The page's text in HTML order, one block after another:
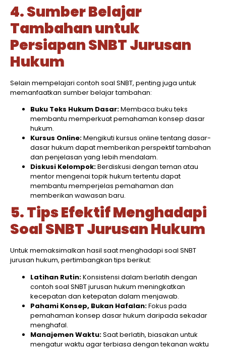
4. Sumber Belajar
Tambahan untuk
Persiapan SNBT Jurusan
Hukum
Selain mempelajari contoh soal SNBT, penting juga untuk
memanfaatkan sumber belajar tambahan:​
Buku Teks Hukum Dasar:Membaca buku teks
membantu memperkuat pemahaman konsep dasar
hukum.​
Kursus Online:Mengikuti kursus online tentang dasar-
dasar hukum dapat memberikan perspektif tambahan
dan penjelasan yang lebih mendalam.​
Diskusi Kelompok:Berdiskusi dengan teman atau
mentor mengenai topik hukum tertentu dapat
membantu memperjelas pemahaman dan
memberikan wawasan baru.​
5. Tips Efektif Menghadapi
Soal SNBT Jurusan Hukum
Untuk memaksimalkan hasil saat menghadapi soal SNBT
jurusan hukum, pertimbangkan tips berikut:​
Latihan Rutin:Konsistensi dalam berlatih dengan
contoh soal SNBT jurusan hukum meningkatkan
kecepatan dan ketepatan dalam menjawab.​
Pahami Konsep, Bukan Hafalan:Fokus pada
pemahaman konsep dasar hukum daripada sekadar
menghafal.​
Manajemen Waktu:Saat berlatih, biasakan untuk
mengatur waktu agar terbiasa dengan tekanan waktu